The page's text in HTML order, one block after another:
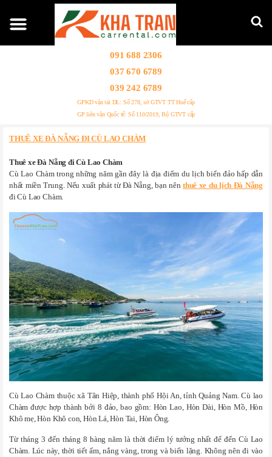
091 688 2306
037 670 6789
039 242 6789
GPKD vận tải DL: Số 278, sở GTVT TT Huế cấp
GP liên vận Quốc tế: Số 110/2019, Bộ GTVT cấp
THUÊ XE ĐÀ NẴNG ĐI CÙ LAO CHÀM
Thuê xe Đà Nẵng đi Cù Lao Chàm
Cù Lao Chàm trong những năm gần đây là địa điểm du lịch biển đảo hấp dẫn
nhất miền Trung. Nếu xuất phát từ Đà Nẵng, bạn nên thuê xe du lịch Đà Nẵng
đi Cù Lao Chàm.
Cù Lao Chàm thuộc xã Tân Hiệp, thành phố Hội An, tỉnh Quảng Nam. Cù lao
Chàm được hợp thành bởi 8 đảo, bao gồm: Hòn Lao, Hòn Dài, Hòn Mồ, Hòn
Khô mẹ, Hòn Khô con, Hòn Lá, Hòn Tai, Hòn Ông.
Từ tháng 3 đến tháng 8 hàng năm là thời điểm lý tưởng nhất để đến Cù Lao
Chàm. Lúc này, thời tiết ấm, nắng vàng, trong và biển lặng. Không nên đi vào